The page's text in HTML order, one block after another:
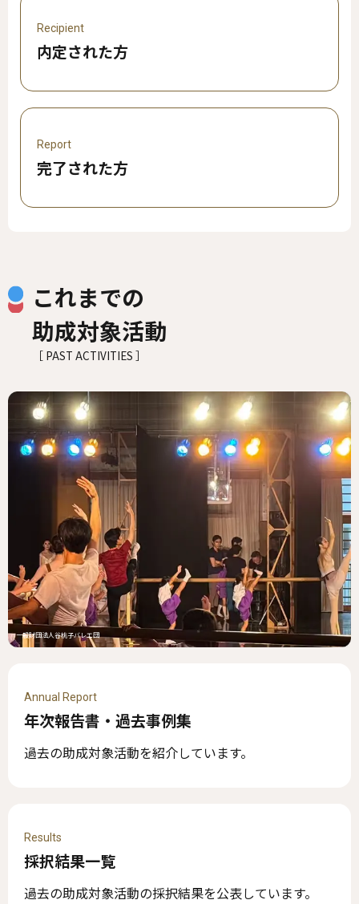
Recipient
内定された方
Report
完了された方
これまでの
助成対象活動
［ PAST ACTIVITIES ］
一般財団法人谷桃子バレエ団
Annual Report
年次報告書・過去事例集
過去の助成対象活動を紹介しています。
Results
採択結果一覧
過去の助成対象活動の採択結果を公表しています。